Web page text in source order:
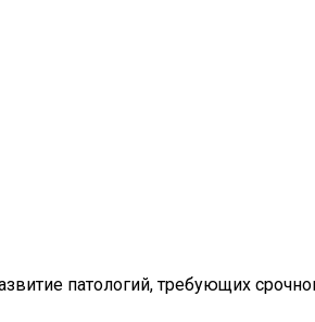
патологий, требующих